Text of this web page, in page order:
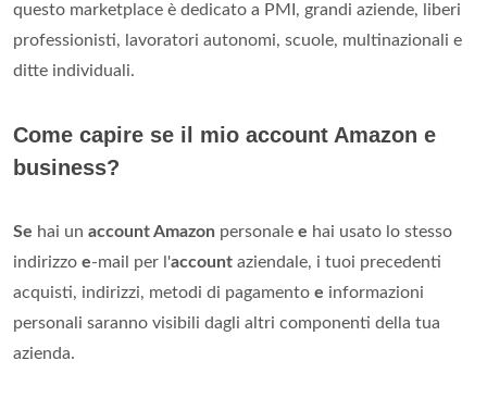
questo marketplace è dedicato a PMI, grandi aziende, liberi
professionisti, lavoratori autonomi, scuole, multinazionali e
ditte individuali.
Come capire se il mio account Amazon e
business?
Se hai un account Amazon personale e hai usato lo stesso
indirizzo e-mail per l'account aziendale, i tuoi precedenti
acquisti, indirizzi, metodi di pagamento e informazioni
personali saranno visibili dagli altri componenti della tua
azienda.